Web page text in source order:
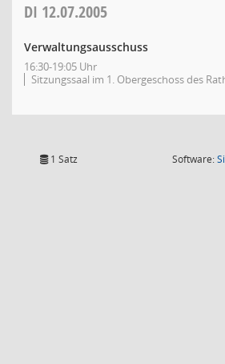
DI 12.07.2005
Verwaltungsausschuss
16:30-19:05 Uhr
Sitzungssaal im 1. Obergeschoss des
1 Satz Software: